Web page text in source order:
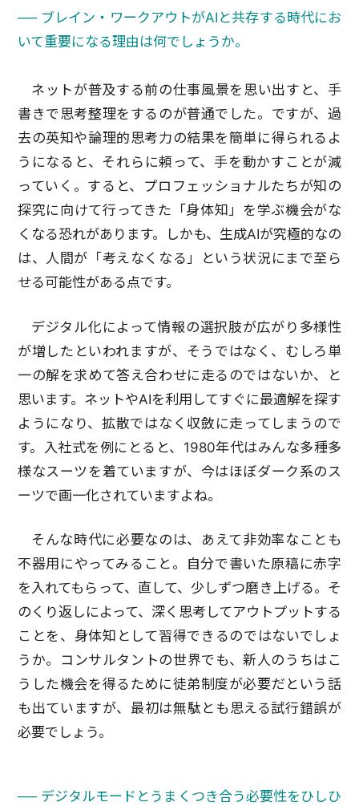
── ブレイン・ワークアウトがAIと共存する時代にお
いて重要になる理由は何でしょうか。
ネットが普及する前の仕事風景を思い出すと、手
書きで思考整理をするのが普通でした。ですが、過
去の英知や論理的思考力の結果を簡単に得られるよ
うになると、それらに頼って、手を動かすことが減
っていく。すると、プロフェッショナルたちが知の
探究に向けて行ってきた「身体知」を学ぶ機会がな
くなる恐れがあります。しかも、生成AIが究極的なの
は、人間が「考えなくなる」という状況にまで至ら
せる可能性がある点です。
デジタル化によって情報の選択肢が広がり多様性
が増したといわれますが、そうではなく、むしろ単
一の解を求めて答え合わせに走るのではないか、と
思います。ネットやAIを利用してすぐに最適解を探す
ようになり、拡散ではなく収斂に走ってしまうので
す。入社式を例にとると、1980年代はみんな多種多
様なスーツを着ていますが、今はほぼダーク系のス
ーツで画一化されていますよね。
そんな時代に必要なのは、あえて非効率なことも
不器用にやってみること。自分で書いた原稿に赤字
を入れてもらって、直して、少しずつ磨き上げる。そ
のくり返しによって、深く思考してアウトプットする
ことを、身体知として習得できるのではないでしょ
うか。コンサルタントの世界でも、新人のうちはこ
うした機会を得るために徒弟制度が必要だという話
も出ていますが、最初は無駄とも思える試行錯誤が
必要でしょう。
── デジタルモードとうまくつき合う必要性をひしひ